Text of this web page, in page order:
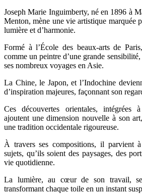
Joseph Marie Inguimberty, né en 1896 à
Menton, mène une vie artistique marquée
lumière et d’harmonie.
Formé à l’École des beaux-arts de
comme un peintre d’une grande
ses nombreux voyages en Asie.
La Chine, le Japon, et l’Indochine
d’inspiration majeures, façonnant son
Ces découvertes orientales, intégrées
ajoutent une dimension nouvelle à son
une tradition occidentale rigoureuse.
À travers ses compositions, il parvient à
sujets, qu’ils soient des paysages, des
vie quotidienne.
La lumière, au cœur de son travail,
transformant chaque toile en un instant